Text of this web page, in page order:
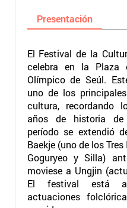
Presentación
El Festival de la
celebra en la Plaza
Olímpico de Seúl.
uno de los
cultura, recordando
años de historia de
período se extendió
Baekje (uno de los
Goguryeo y Silla)
moviese a Ungjin
El festival está
actuaciones